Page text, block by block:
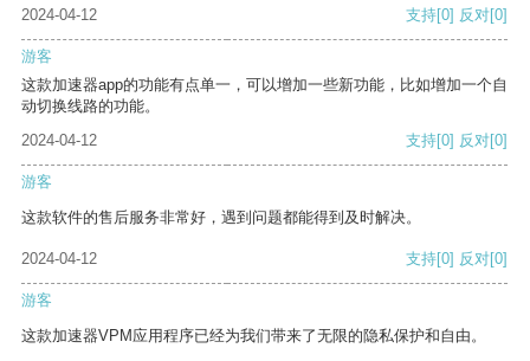
2024-04-12 支持[0] 反对[0]
游客
这款加速器app的功能有点单一，可以增加一些新功能，比如增加一个自
动切换线路的功能。
2024-04-12
支持[0] 反对[0]
游客
这款软件的售后服务非常好，遇到问题都能得到及时解决。
2024-04-12 支持[0] 反对[0]
游客
这款加速器VPM应用程序已经为我们带来了无限的隐私保护和自由。